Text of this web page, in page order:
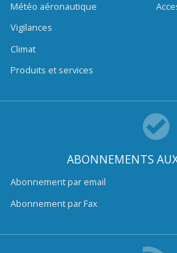
Météo aéronautique
Vigilances
Climat
Produits et services
ABONNEMENTS
Abonnement par email
Abonnement par Fax